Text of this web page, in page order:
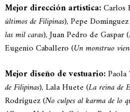
Mejor dirección artística:Carlos
últimos de Filipinas), Pepe
las mil caras), Juan Pedro de Gaspar (
Eugenio Caballero (Un monstruo
Mejor diseño de vestuario:
de Filipinas), Lala Huete (La reina de
Rodríguez (No culpes al karma de lo